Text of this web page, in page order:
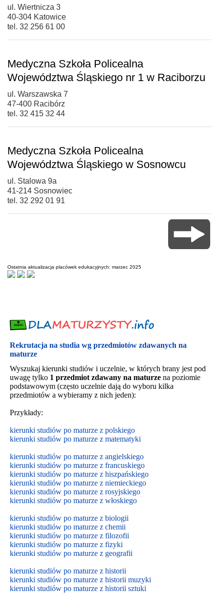
ul. Wiertnicza 3
40-304 Katowice
tel. 32 256 61 00
Medyczna Szkoła Policealna
Województwa Śląskiego nr 1 w Raciborzu
ul. Warszawska 7
47-400 Racibórz
tel. 32 415 32 44
Medyczna Szkoła Policealna
Województwa Śląskiego w Sosnowcu
ul. Stalowa 9a
41-214 Sosnowiec
tel. 32 292 01 91
Ostatnia aktualizacja placówek edukacyjnych: marzec 2025
Rekrutacja na studia wg przedmiotów zdawanych na
maturze
Wyszukaj kierunki studiów i uczelnie, w których brany jest pod
uwagę tylko 1 przedmiot zdawany na maturze na poziomie
podstawowym (często uczelnie dają do wyboru kilka
przedmiotów a wybieramy z nich jeden):
Przykłady:
kierunki studiów po maturze z polskiego
kierunki studiów po maturze z matematyki
kierunki studiów po maturze z angielskiego
kierunki studiów po maturze z francuskiego
kierunki studiów po maturze z hiszpańskiego
kierunki studiów po maturze z niemieckiego
kierunki studiów po maturze z rosyjskiego
kierunki studiów po maturze z włoskiego
kierunki studiów po maturze z biologii
kierunki studiów po maturze z chemii
kierunki studiów po maturze z filozofii
kierunki studiów po maturze z fizyki
kierunki studiów po maturze z geografii
kierunki studiów po maturze z historii
kierunki studiów po maturze z historii muzyki
kierunki studiów po maturze z historii sztuki